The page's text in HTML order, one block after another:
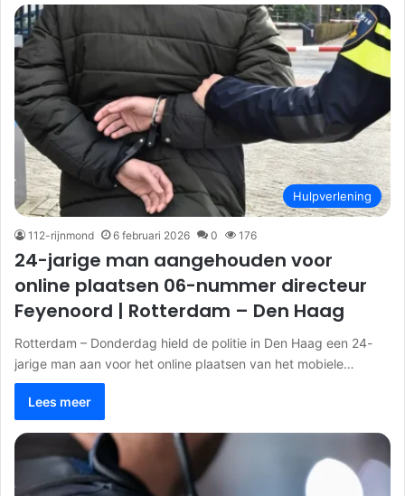
Hulpverlening
112-rijnmond 6 februari 2026 0 176
24-jarige man aangehouden voor
online plaatsen 06-nummer directeur
Feyenoord | Rotterdam – Den Haag
Rotterdam – Donderdag hield de politie in Den Haag een 24-
jarige man aan voor het online plaatsen van het mobiele…
Lees meer